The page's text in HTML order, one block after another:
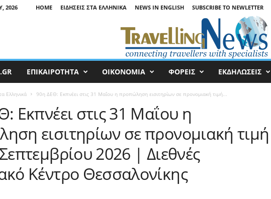
2026 HOME ΕΙΔΉΣΕΙΣ ΣΤΑ ΕΛΛΗΝΙΚΆ NEWS IN ENGLISH SUBSCRIBE TO NEWLETTER
ΕΠΙΚΑΙΡΟΤΗΤΑ ΟΙΚΟΝΟΜΙΑ ΦΟΡΕΙΣ ΕΚΔΗΛΩΣΕΙΣ
Ελληνικά 90η ΔΕΘ: Εκπνέει στις 31 Μαΐου η προπώληση εισιτηρίων σε προνομιακή τιμή...
Εκπνέει στις 31 Μαΐου η
εισιτηρίων σε προνομιακή τιμή
2026 | Διεθνές
Κέντρο Θεσσαλονίκης